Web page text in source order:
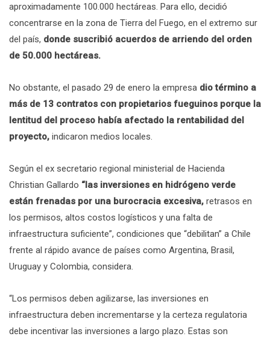
aproximadamente 100.000 hectáreas. Para ello, decidió
concentrarse en la zona de Tierra del Fuego, en el extremo sur
del país, donde suscribió acuerdos de arriendo del orden
de 50.000 hectáreas.
No obstante, el pasado 29 de enero la empresa dio término a
más de 13 contratos con propietarios fueguinos porque la
lentitud del proceso había afectado la rentabilidad del
proyecto, indicaron medios locales.
Según el ex secretario regional ministerial de Hacienda
Christian Gallardo “las inversiones en hidrógeno verde
están frenadas por una burocracia excesiva, retrasos en
los permisos, altos costos logísticos y una falta de
infraestructura suficiente”, condiciones que “debilitan” a Chile
frente al rápido avance de países como Argentina, Brasil,
Uruguay y Colombia, considera.
“Los permisos deben agilizarse, las inversiones en
infraestructura deben incrementarse y la certeza regulatoria
debe incentivar las inversiones a largo plazo. Estas son